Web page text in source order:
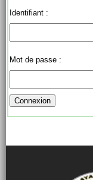
Identifiant :
Mot de passe :